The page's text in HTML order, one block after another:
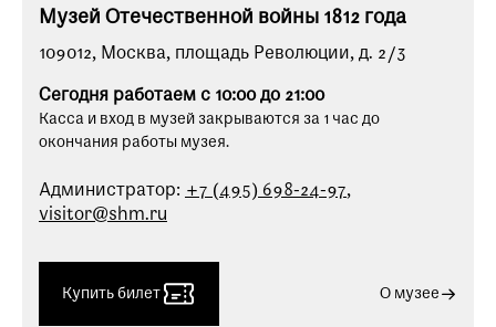
Музей Отечественной войны 1812 года
109012, Москва, площадь Революции, д. 2/3
Сегодня работаем с 10:00 до 21:00
Касса и вход в музей закрываются за 1 час до
окончания работы музея.
Администратор: +7 (495) 698-24-97,
visitor@shm.ru
Купить билет О музее